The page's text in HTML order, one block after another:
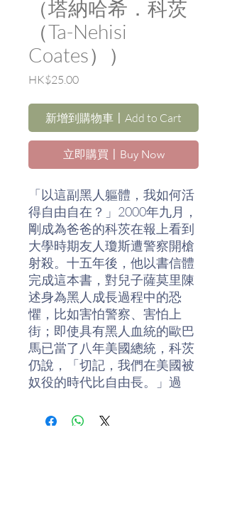
（塔納哈希．科茨
（Ta-Nehisi
Coates））
HK$25.00價
新增到購物車〡Add to Cart
立即購買〡Buy Now
「以這副黑人軀體，我如何活
得自由自在？」2000年九月，
剛成為爸爸的科茨在報上看到
大學時期友人瓊斯遭警察開槍
射殺。十五年後，他以書信體
完成這本書，對兒子薩莫里陳
述身為黑人成長過程中的恐
懼，比如害怕警察、害怕上
街；即使具有黑人血統的歐巴
馬已當了八年美國總統，科茨
仍說，「切記，我們在美國被
奴役的時代比自由長。」過
在則被威脅、被拘禁、被謀